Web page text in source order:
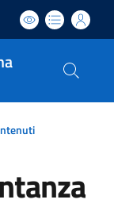
attiva: